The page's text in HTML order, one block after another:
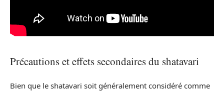
Précautions et effets secondaires du shatavari
Bien que le shatavari soit généralement considéré comme